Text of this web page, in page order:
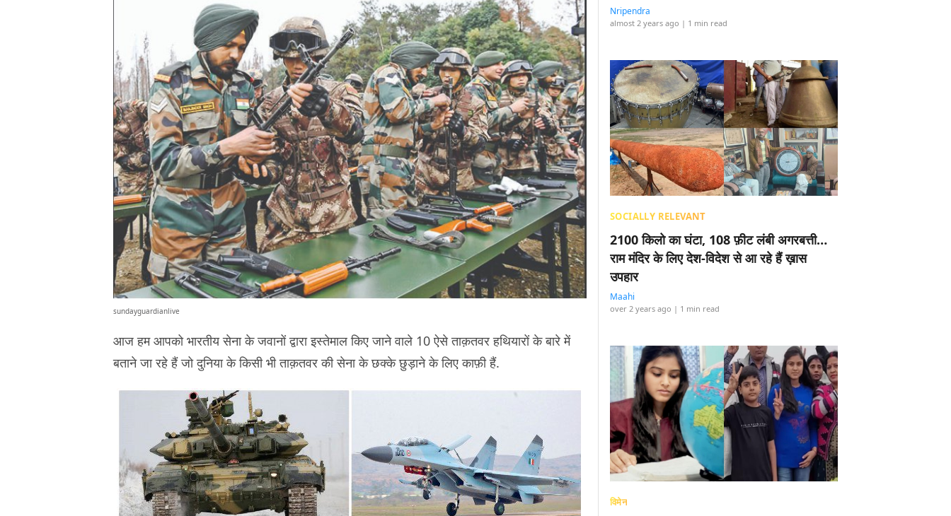
sundayguardianlive
आज हम आपको भारतीय सेना के जवानों द्वारा इस्तेमाल किए जाने वाले 10 ऐसे ताक़तवर हथियारों के बारे में
बताने जा रहे हैं जो दुनिया के किसी भी ताक़तवर की सेना के छक्के छुड़ाने के लिए काफ़ी हैं.
Nripendra
almost 2 years ago | 1 min read
SOCIALLY RELEVANT
2100 किलो का घंटा, 108 फ़ीट लंबी अगरबत्ती…
राम मंदिर के लिए देश-विदेश से आ रहे हैं ख़ास
उपहार
Maahi
over 2 years ago | 1 min read
विमेन